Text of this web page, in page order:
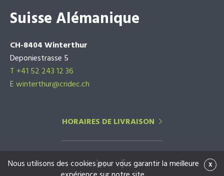
Suisse Alémanique
CH-8404 Winterthur
Deponiestrasse 5
T +41 52 243 12 36
E winterthur@cridec.ch
HORAIRES DE LIVRAISON
x
Nous utilisons des cookies pour vous garantir la meilleure